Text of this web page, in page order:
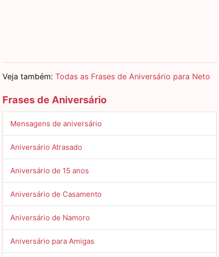
Veja também: Todas as Frases de Aniversário para Neto
Frases de Aniversário
Mensagens de aniversário
Aniversário Atrasado
Aniversário de 15 anos
Aniversário de Casamento
Aniversário de Namoro
Aniversário para Amigas